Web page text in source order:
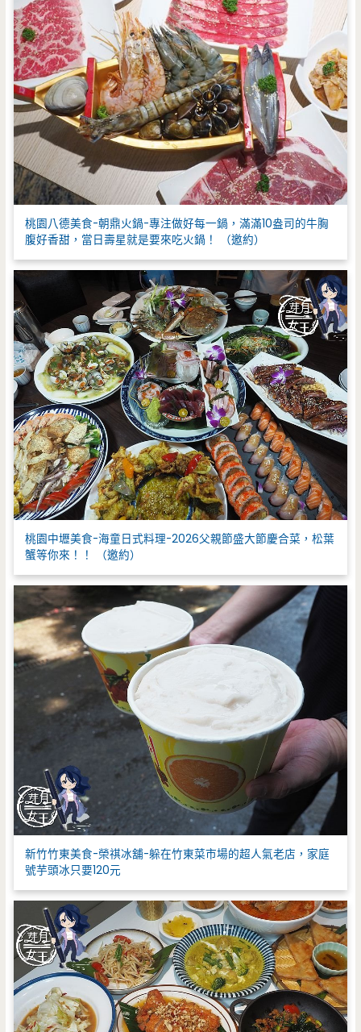
桃園八德美食-朝鼎火鍋-專注做好每一鍋，滿滿10盎司的牛胸
腹好香甜，當日壽星就是要來吃火鍋！ （邀約）
桃園中壢美食-海童日式料理-2026父親節盛大節慶合菜，松葉
蟹等你來！！ （邀約）
新竹竹東美食-榮祺冰舖-躲在竹東菜市場的超人氣老店，家庭
號芋頭冰只要120元